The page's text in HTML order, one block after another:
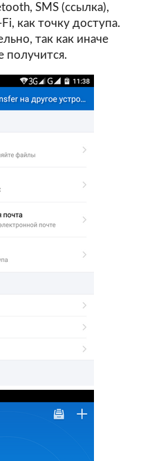
SMS (ссылка),
как точку доступа.
так как иначе
получится.